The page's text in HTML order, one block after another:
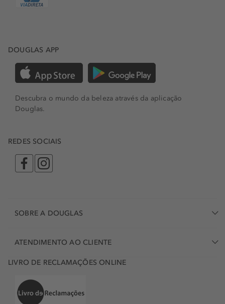
DOUGLAS APP
Descubra o mundo da beleza através da aplicação
Douglas.
REDES SOCIAIS
SOBRE A DOUGLAS
ATENDIMENTO AO CLIENTE
LIVRO DE RECLAMAÇÕES ONLINE